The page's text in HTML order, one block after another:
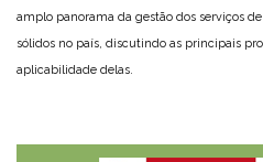
amplo panorama da gestão dos serviços
sólidos no país, discutindo as principais
aplicabilidade delas.